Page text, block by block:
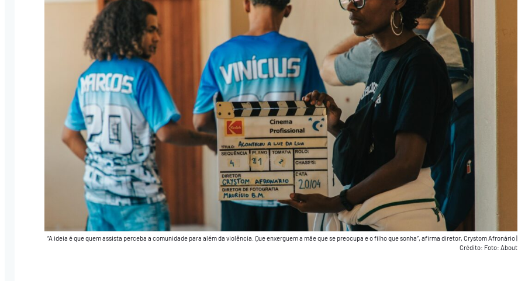
“A ideia é que quem assista perceba a comunidade para além da violência. Que enxerguem a mãe que se preocupa e o filho que sonha”, afirma diretor, Crystom Afronário
Crédito: Foto: About